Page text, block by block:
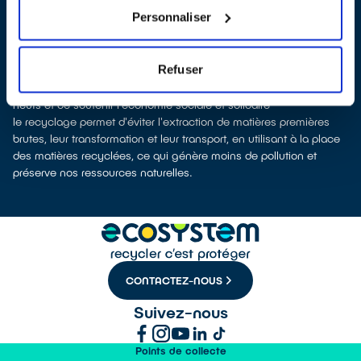
Personnaliser
Refuser
Recycler, c’est économiser les ressources et réduire l’impact
environnemental
La fabrication d’appareils électriques neufs est émettrice de
pollution et consommatrice de ressources naturelles.
donner son appareil permet d’éviter la fabrication de produits
neufs et de soutenir l'économie sociale et solidaire
le recyclage permet d'éviter l'extraction de matières premières
brutes, leur transformation et leur transport, en utilisant à la place
des matières recyclées, ce qui génère moins de pollution et
préserve nos ressources naturelles.
CONTACTEZ-NOUS
Suivez-nous
Points de collecte